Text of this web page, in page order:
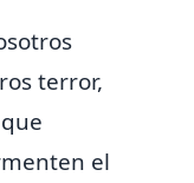
terror,
que
el